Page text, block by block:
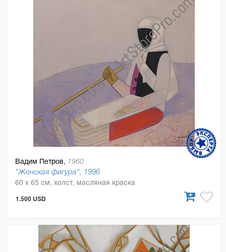
Вадим Петров, 1960
"Женская фигура", 1996
60 x 65 см, холст, масляная краска
1.500 USD